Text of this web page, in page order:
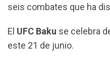
seis combates que ha
El UFC Baku se celebra
este 21 de junio.